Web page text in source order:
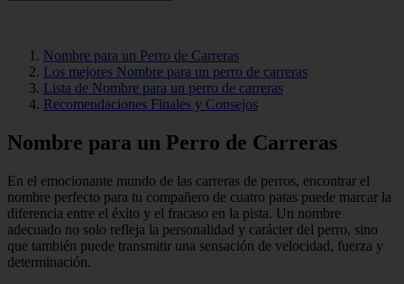
Nombre para un Perro de Carreras
Los mejores Nombre para un perro de carreras
Lista de Nombre para un perro de carreras
Recomendaciones Finales y Consejos
Nombre para un Perro de Carreras
En el emocionante mundo de las carreras de perros, encontrar el
nombre perfecto para tu compañero de cuatro patas puede marcar la
diferencia entre el éxito y el fracaso en la pista. Un nombre
adecuado no solo refleja la personalidad y carácter del perro, sino
que también puede transmitir una sensación de velocidad, fuerza y
determinación.